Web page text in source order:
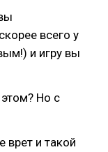
всего у
и игру вы
Но с
врет и такой